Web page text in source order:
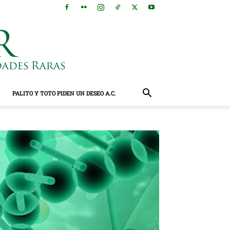
PALITO Y TOTO PIDEN UN DESEO A.C.